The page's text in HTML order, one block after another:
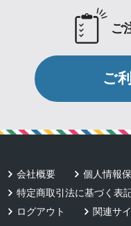
ご
ご
会社概要
個人情報
特定商取引法に基づく表
ログアウト
関連サ